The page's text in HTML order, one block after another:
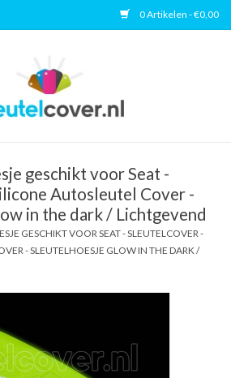
0 Artikelen - €0,00
geschikt voor Seat -
Autosleutel Cover -
in the dark / Lichtgevend
GESCHIKT VOOR SEAT - SLEUTELCOVER -
- SLEUTELHOESJE GLOW IN THE DARK /